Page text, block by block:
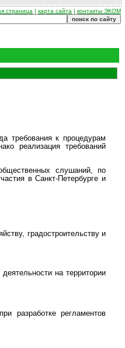
страница | карта сайта | контакты ЭКОМ
требования к процедурам
реализация требований
слушаний, по
в Санкт-Петербурге и
градостроительству и
на территории
разработке регламентов